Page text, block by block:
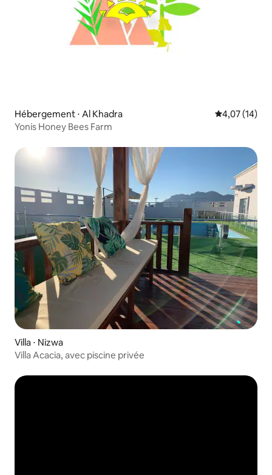
Hébergement ⋅ Al Khadra Évaluation
4,07 (14)
Yonis Honey Bees Farm
Villa ⋅ Nizwa
Villa Acacia, avec piscine privée